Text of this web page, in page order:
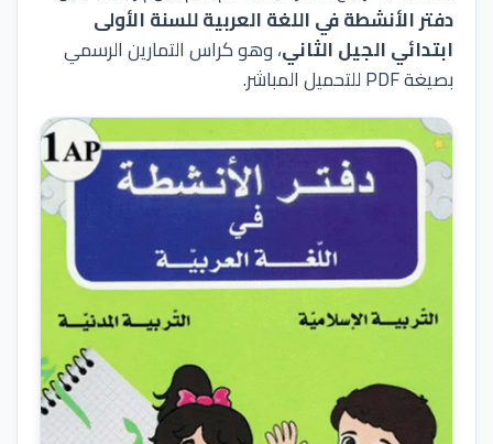
دفتر الأنشطة في اللغة العربية للسنة الأولى
ابتدائي الجيل الثاني، وهو كراس التمارين الرسمي
بصيغة PDF للتحميل المباشر.